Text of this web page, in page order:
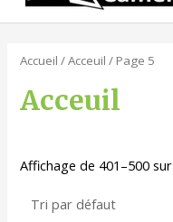
Accueil /Acceuil / Page 5
Acceuil
Affichage de 401–500